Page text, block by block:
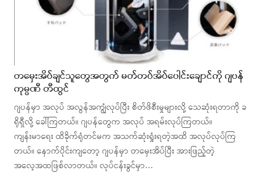
တမှေးအိပ်ချင်သူတွေအတွက် မတ်တပ်အိပ်ပေါင်းချောင်ကို ဂျပန်
ကုမ္ပဏီ တီထွင်
ဂျပန်မှာ အလုပ် အလွန်အကျွံလုပ်ပြီး စိတ်ဖိစီးမှုများလို့ သေဆုံးရတာကို ခ
ရိုရှီလို့ ခေါ်ကြတယ်။ ဂျပန်တွေက အလုပ် အရမ်းလုပ်ကြတယ်။
ကျန်းမာရေး ထိခိုက်ရုံတင်မက အသက်ဆုံးရှုံးရတဲ့အထိ အလုပ်လုပ်ကြ
တယ်။ နောက်ပိုင်းကျတော့ ဂျပန်မှာ တမှေးအိပ်ပြီး အားဖြည့်တဲ့
အလေ့အထဖြစ်လာတယ်။ လုပ်ငန်းခွင်မှာ…